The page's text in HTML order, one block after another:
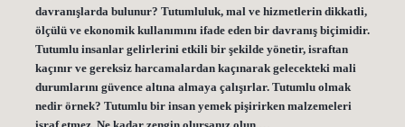
davranışlarda bulunur? Tutumluluk, mal ve hizmetlerin dikkatli,
ölçülü ve ekonomik kullanımını ifade eden bir davranış biçimidir.
Tutumlu insanlar gelirlerini etkili bir şekilde yönetir, israftan
kaçınır ve gereksiz harcamalardan kaçınarak gelecekteki mali
durumlarını güvence altına almaya çalışırlar. Tutumlu olmak
nedir örnek? Tutumlu bir insan yemek pişirirken malzemeleri